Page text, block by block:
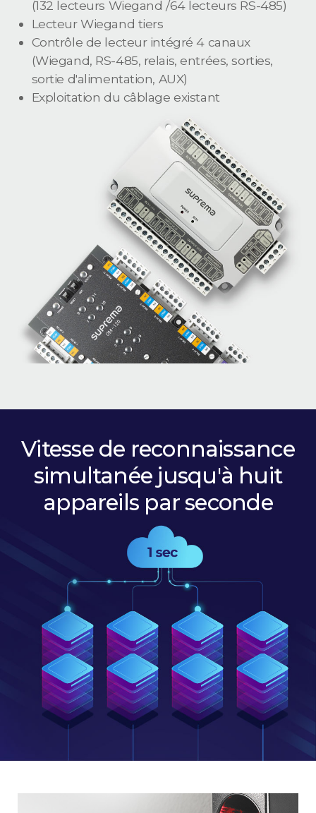
(132 lecteurs Wiegand /64 lecteurs RS-485)
Lecteur Wiegand tiers
Contrôle de lecteur intégré 4 canaux
(Wiegand, RS-485, relais, entrées, sorties,
sortie d'alimentation, AUX)
Exploitation du câblage existant
Vitesse de reconnaissance
simultanée jusqu'à huit
appareils par seconde